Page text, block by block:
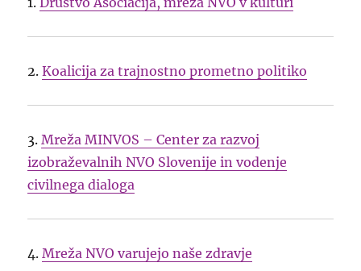
2.Koalicija za trajnostno prometno politiko
3.Mreža MINVOS – Center za razvoj
izobraževalnih NVO Slovenije in vodenje
civilnega dialoga
4.Mreža NVO varujejo naše zdravje